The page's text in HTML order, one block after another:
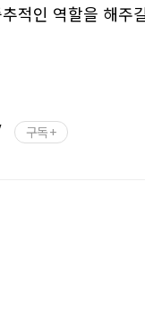
적인 역할을 해주
구독 +